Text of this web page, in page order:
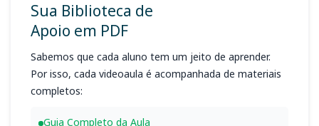
Sua Biblioteca de
Apoio em PDF
Sabemos que cada aluno tem um jeito de aprender.
Por isso, cada videoaula é acompanhada de materiais
completos:
Guia Completo da Aula